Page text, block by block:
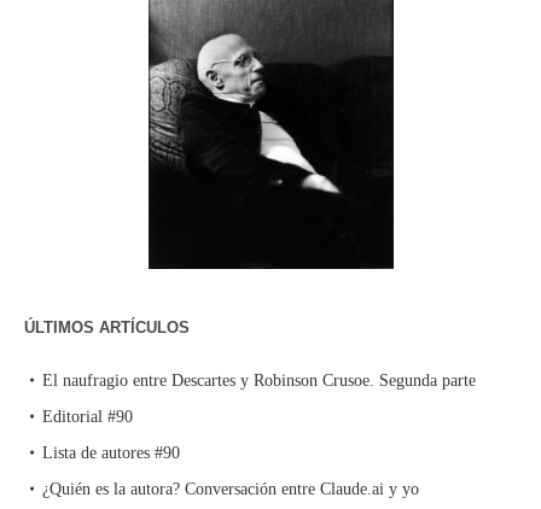
ÚLTIMOS ARTÍCULOS
El naufragio entre Descartes y Robinson Crusoe. Segunda parte
Editorial #90
Lista de autores #90
¿Quién es la autora? Conversación entre Claude.ai y yo